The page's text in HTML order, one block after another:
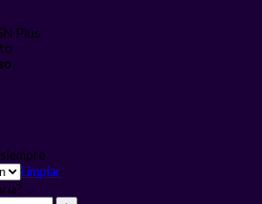
Plus
Limpiar
⌄